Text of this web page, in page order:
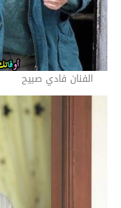
الفنان فادي صبيح